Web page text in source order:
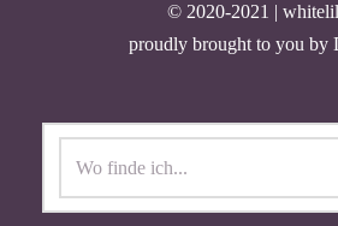
© 2020-2021 |
proudly brought to you by